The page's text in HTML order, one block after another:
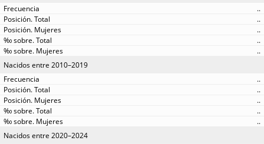
..
..
..
..
..
Nacidos entre 2010–2019
..
..
..
..
..
Nacidos entre 2020–2024